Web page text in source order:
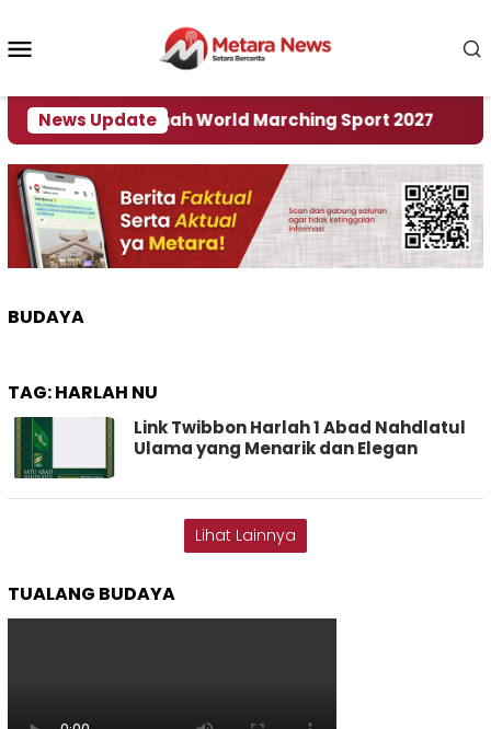
konten
News Update
Tuan Rumah World Marching Sport 2027
BUDAYA
TAG:HARLAH NU
Link Twibbon Harlah 1 Abad Nahdlatul
Ulama yang Menarik dan Elegan
Lihat Lainnya
TUALANG BUDAYA